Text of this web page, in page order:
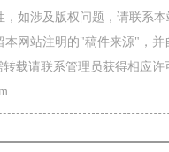
如涉及版权问题，请联系
网站注明的"稿件来源"，
载请联系管理员获得相应许